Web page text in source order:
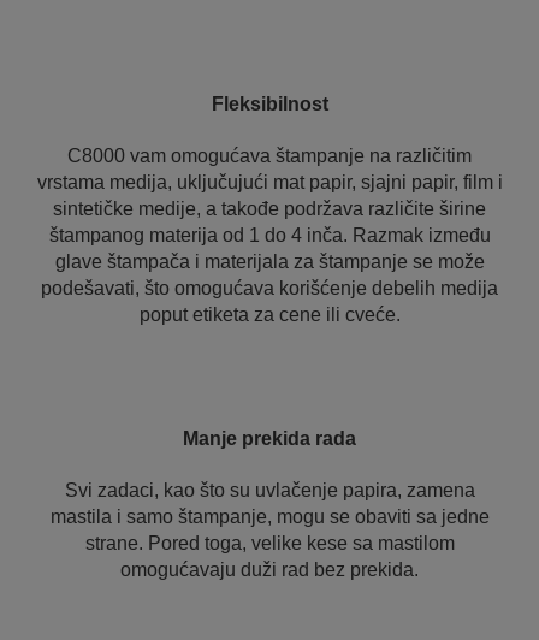
Fleksibilnost
C8000 vam omogućava štampanje na različitim
vrstama medija, uključujući mat papir, sjajni papir, film i
sintetičke medije, a takođe podržava različite širine
štampanog materija od 1 do 4 inča. Razmak između
glave štampača i materijala za štampanje se može
podešavati, što omogućava korišćenje debelih medija
poput etiketa za cene ili cveće.
Manje prekida rada
Svi zadaci, kao što su uvlačenje papira, zamena
mastila i samo štampanje, mogu se obaviti sa jedne
strane. Pored toga, velike kese sa mastilom
omogućavaju duži rad bez prekida.